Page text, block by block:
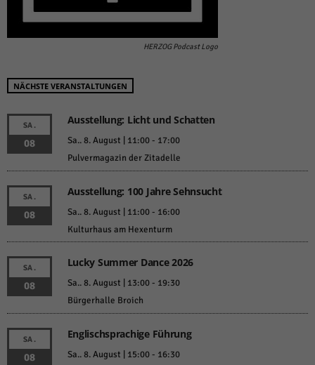
HERZOG Podcast Logo
NÄCHSTE VERANSTALTUNGEN
SA.
08
Ausstellung: Licht und Schatten
Sa.. 8. August | 11:00- 17:00
Pulvermagazin der Zitadelle
SA.
08
Ausstellung: 100 Jahre Sehnsucht
Sa.. 8. August | 11:00- 16:00
Kulturhaus am Hexenturm
SA.
08
Lucky Summer Dance 2026
Sa.. 8. August | 13:00- 19:30
Bürgerhalle Broich
SA.
08
Englischsprachige Führung
Sa.. 8. August | 15:00- 16:30